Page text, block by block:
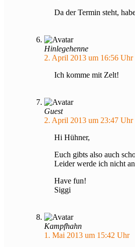
Da der Termin steht,
Hinlegehenne
2. April 2013 um 16:56 Uhr
Ich komme mit Zelt!
Guest
2. April 2013 um 23:47 Uhr
Hi Hühner,
Euch gibts also auch
Leider werde ich nicht
Have fun!
Siggi
Kampfhahn
1. Mai 2013 um 15:42 Uhr